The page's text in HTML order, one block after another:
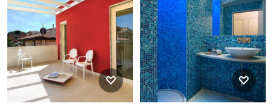
Unterbauwaschbecken,
profilierten Schrankfronten,
weißen Schränken,
Arbeitsplatte aus Holz,
bunter Rückwand und
Rückwand aus
Keramikfliesen in Sonstige